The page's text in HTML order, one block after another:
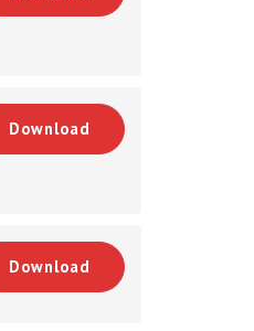
Download
Download